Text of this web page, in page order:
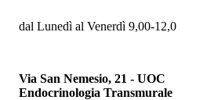
dal Lunedì al Venerdì 9,00-12,0
Via San Nemesio, 21 - UOC
Endocrinologia Transmurale